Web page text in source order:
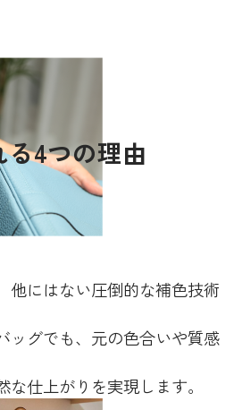
る4つの理由
他にはない圧倒的な補色技術
ッグでも、元の色合いや質感
仕上がりを実現します。